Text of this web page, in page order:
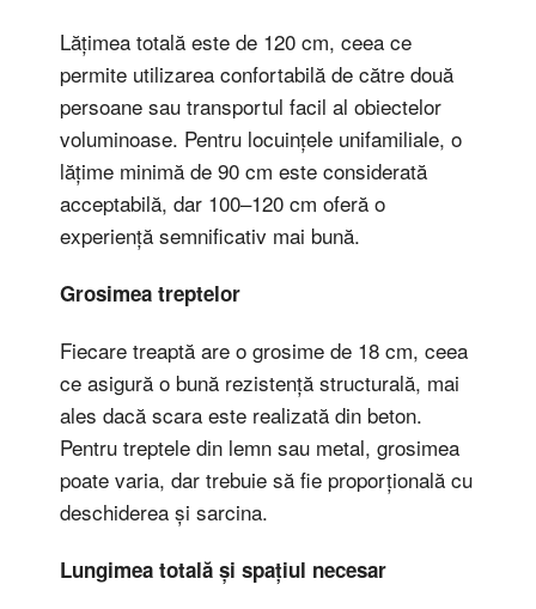
Lățimea totală este de 120 cm, ceea ce
permite utilizarea confortabilă de către două
persoane sau transportul facil al obiectelor
voluminoase. Pentru locuințele unifamiliale, o
lățime minimă de 90 cm este considerată
acceptabilă, dar 100–120 cm oferă o
experiență semnificativ mai bună.
Grosimea treptelor
Fiecare treaptă are o grosime de 18 cm, ceea
ce asigură o bună rezistență structurală, mai
ales dacă scara este realizată din beton.
Pentru treptele din lemn sau metal, grosimea
poate varia, dar trebuie să fie proporțională cu
deschiderea și sarcina.
Lungimea totală și spațiul necesar